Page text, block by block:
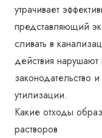
утрачивает
представляющий
сливать в
действия
законодательство
утилизации.
Какие отходы
растворов